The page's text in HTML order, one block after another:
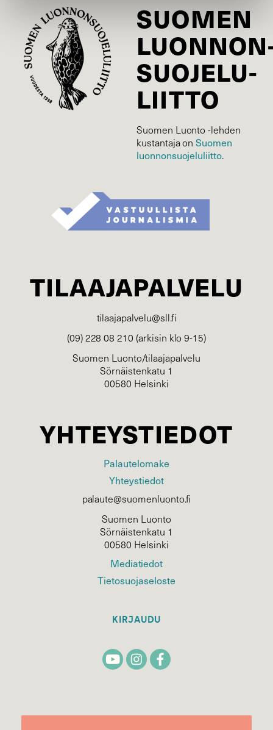
SUOMEN
SUOJELU­
LIITTO
Suomen Luonto -lehden
kustantaja onSuomen
luonnonsuojelu­liitto.
TILAAJAPALVELU
tilaajapalvelu@sll.fi
(09) 228 08 210 (arkisin klo 9-15)
Suomen Luonto/tilaajapalvelu
Sörnäistenkatu 1
00580 Helsinki
YHTEYSTIEDOT
Palautelomake
Yhteystiedot
palaute@suomenluonto.fi
Suomen Luonto
Sörnäistenkatu 1
00580 Helsinki
Mediatiedot
Tietosuojaseloste
KIRJAUDU